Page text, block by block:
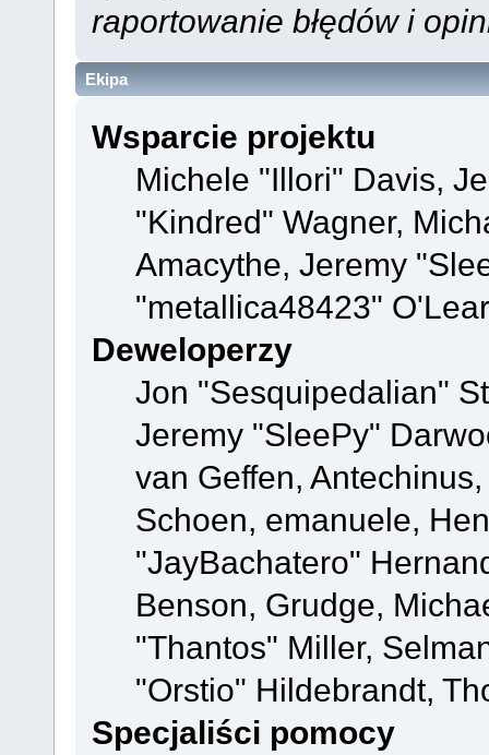
raportowanie błędów i
Ekipa
Wsparcie projektu
Michele "Illori" Davis,
"Kindred" Wagner,
Amacythe, Jeremy
"metallica48423"
Deweloperzy
Jon "Sesquipedalian"
Jeremy "SleePy"
van Geffen,
Schoen, emanuele,
"JayBachatero"
Benson, Grudge,
"Thantos" Miller,
"Orstio" Hildebrandt,
Specjaliści pomocy